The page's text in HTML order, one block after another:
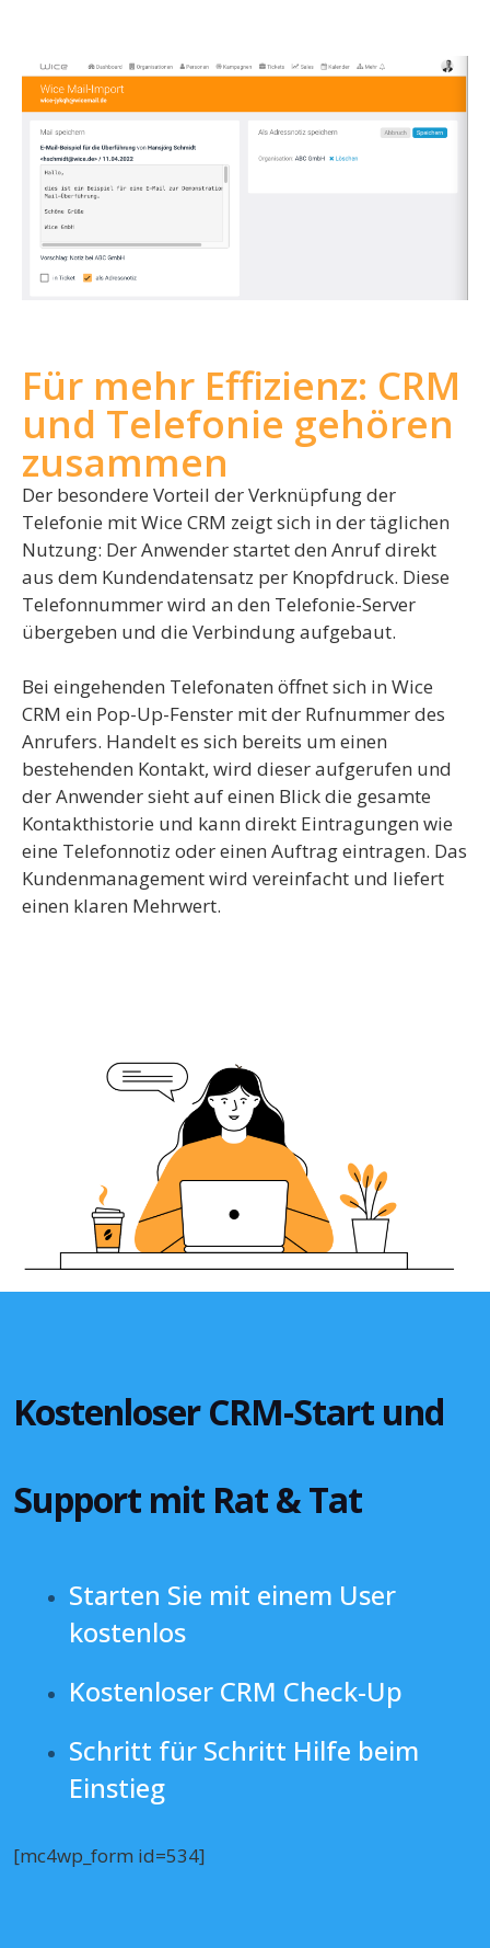
Für mehr Effizienz: CRM
und Telefonie gehören
zusammen
Der besondere Vorteil der Verknüpfung der
Telefonie mit Wice CRM zeigt sich in der täglichen
Nutzung: Der Anwender startet den Anruf direkt
aus dem Kundendaten­satz per Knopfdruck. Diese
Telefonnummer wird an den Telefonie-Ser­ver
übergeben und die Verbindung aufgebaut.
Bei eingehenden Telefonaten öffnet sich in Wice
CRM ein Pop-Up-Fenster mit der Rufnum­mer des
Anrufers. Handelt es sich bereits um einen
bestehenden Kontakt, wird dieser aufgerufen und
der Anwender sieht auf einen Blick die gesamte
Kontakthistorie und kann direkt Eintragungen wie
eine Telefonnotiz oder einen Auftrag eintragen. Das
Kundenmanagement wird vereinfacht und liefert
einen klaren Mehrwert.
Kostenloser CRM-Start und
Support mit Rat & Tat
Starten Sie mit einem User
kostenlos
Kostenloser CRM Check-Up
Schritt für Schritt Hilfe beim
Einstieg
[mc4wp_form id=534]